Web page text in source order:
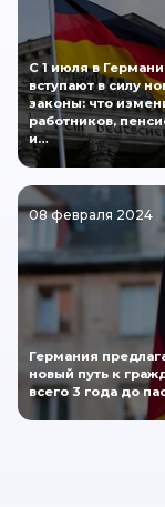
С 1 июля в
вступают в силу
законы: что
работников,
и…
08 февраля 2024
Германия
новый путь к
всего 3 года до